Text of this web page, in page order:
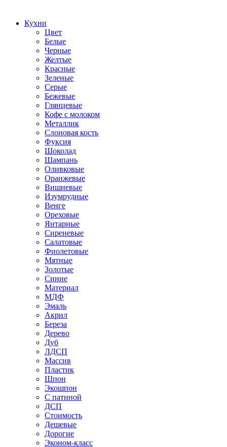
Кухни
Цвет
Белые
Черные
Желтые
Красные
Зеленые
Серые
Бежевые
Глянцевые
Кофе с молоком
Металлик
Слоновая кость
Фуксия
Шоколад
Шампань
Оливковые
Оранжевые
Вишневые
Изумрудные
Венге
Ореховые
Янтарные
Сиреневые
Салатовые
Фиолетовые
Мятные
Золотые
Синие
Материал
МДФ
Эмаль
Акрил
Береза
Дерево
Дуб
ЛДСП
Массив
Пластик
Шпон
Экошпон
С патиной
ДСП
Стоимость
Дешевые
Дорогие
Эконом-класс